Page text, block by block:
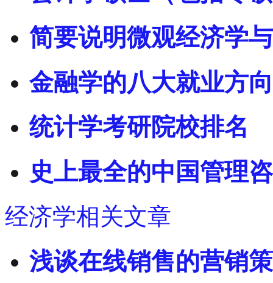
简要说明微观经济学
金融学的八大就业方
统计学考研院校排名
史上最全的中国管理
经济学相关文章
浅谈在线销售的营销